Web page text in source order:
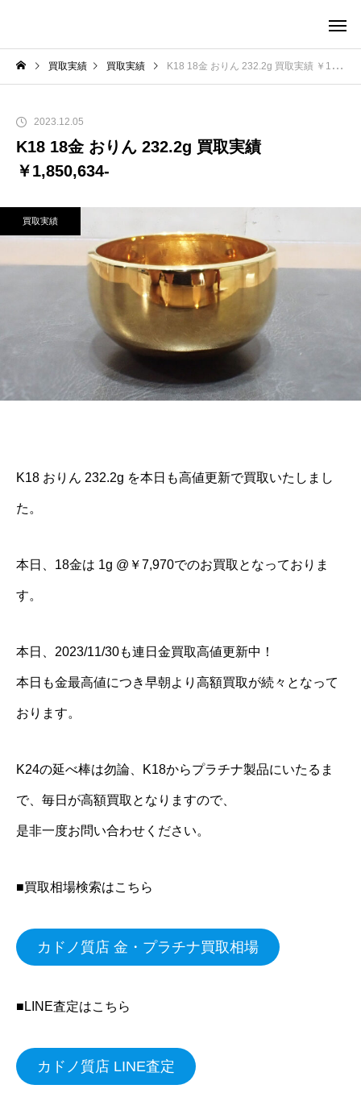
買取実績 買取実績 K18 18金 おりん 232.2g 買取実績 ￥1,850,634-
2023.12.05
K18 18金 おりん 232.2g 買取実績
￥1,850,634-
買取実績
K18 おりん 232.2g を本日も高値更新で買取いたしまし
た。
本日、18金は 1g @￥7,970でのお買取となっておりま
す。
本日、2023/11/30も連日金買取高値更新中！
本日も金最高値につき早朝より高額買取が続々となって
おります。
K24の延べ棒は勿論、K18からプラチナ製品にいたるま
で、毎日が高額買取となりますので、
是非一度お問い合わせください。
■買取相場検索はこちら
カドノ質店 金・プラチナ買取相場
■LINE査定はこちら
カドノ質店 LINE査定